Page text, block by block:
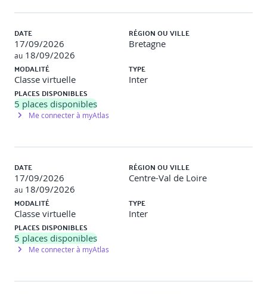
DATE
17/09/2026
au 18/09/2026
RÉGION OU VILLE
Bretagne
MODALITÉ
Classe virtuelle
TYPE
Inter
PLACES DISPONIBLES
5 places disponibles
Me connecter à myAtlas
DATE
17/09/2026
au 18/09/2026
RÉGION OU VILLE
Centre-Val de Loire
MODALITÉ
Classe virtuelle
TYPE
Inter
PLACES DISPONIBLES
5 places disponibles
Me connecter à myAtlas